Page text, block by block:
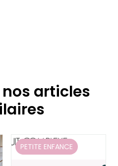
articles
PETITE ENFANCE